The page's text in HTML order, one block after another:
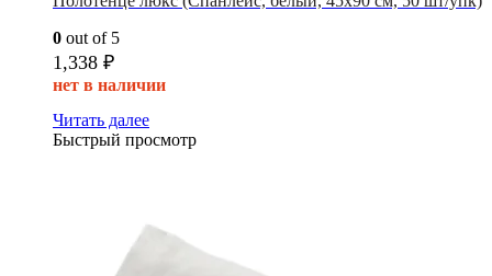
0 out of 5
1,338 ₽
нет в наличии
Читать далее
Быстрый просмотр